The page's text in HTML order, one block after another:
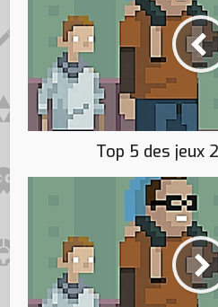
Top 5 des jeux